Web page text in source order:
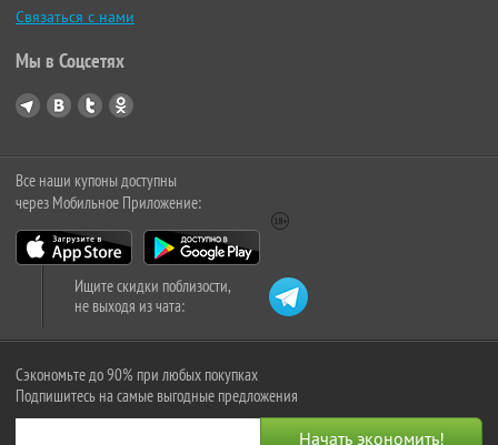
Связаться с нами
Мы в Соцсетях
Все наши купоны доступны
через Мобильное Приложение:
Ищите скидки поблизости,
не выходя из чата:
Сэкономьте до 90% при любых покупках
Подпишитесь на самые выгодные предложения